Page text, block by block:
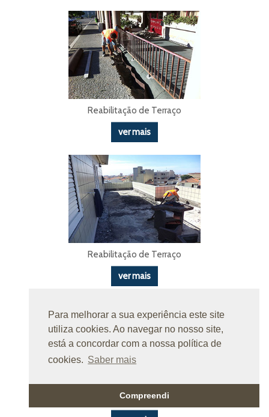
Para melhorar a sua experiência este site
utiliza cookies. Ao navegar no nosso site,
está a concordar com a nossa política de
cookies. Saber mais
Compreendi
Reabilitação de Terraço
ver mais
Reabilitação de Terraço
ver mais
Reabilitação de Terraço